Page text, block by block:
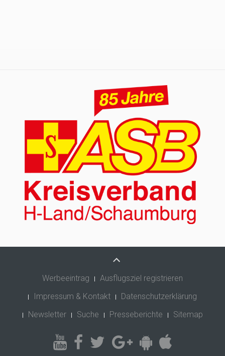
Werbeeintrag
Ausflugsziel registrieren
Impressum & Kontakt
Datenschutzerklärung
Newsletter
Suche Presseberichte Sitemap